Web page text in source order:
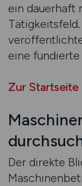
ein dauerhaft
eine fundierte
Zur Startseite
Der direkte